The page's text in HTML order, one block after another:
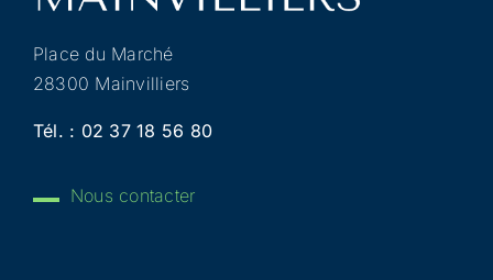
Place du Marché
28300 Mainvilliers
Tél. : 02 37 18 56 80
Nous contacter